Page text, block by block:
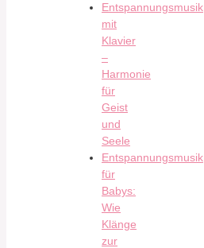
Entspannungsmusik
mit
Klavier
–
Harmonie
für
Geist
und
Seele
Entspannungsmusik
für
Babys:
Wie
Klänge
zur